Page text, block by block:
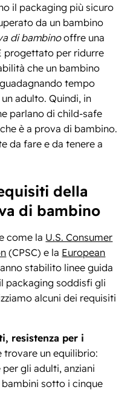
il packaging più sicuro
da un bambino
di bambinooffre una
progettato per ridurre
che un bambino
tempo
adulto. Quindi, in
parlano di child-safe
è a prova di bambino.
da fare e da tenere a
della
di bambino
come la U.S. Consumer
(CPSC) e la European
stabilito linee guida
packaging soddisfi gli
alcuni dei requisiti
resistenza per i
trovare un equilibrio:
gli adulti, anziani
sotto i cinque